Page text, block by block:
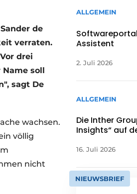
de
verraten.
drei
Name soll
sagt De
wachsen.
völlig
nicht
ALLGEMEIN
Softwareportal
Assistent
2. Juli 2026
ALLGEMEIN
Die Inther
Insights“ auf
16. Juli 2026
NIEUWSBRIEF